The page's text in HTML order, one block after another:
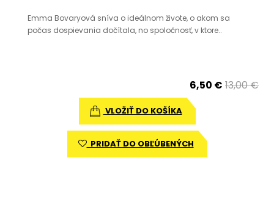
Emma Bovaryová sníva o ideálnom živote, o akom sa
počas dospievania dočítala, no spoločnosť, v ktore..
6,50 € 13,00 €
VLOŽIŤ DO KOŠÍKA
PRIDAŤ DO OBĽÚBENÝCH